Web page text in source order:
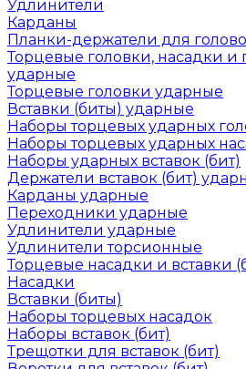
Удлинители
Карданы
Планки-держатели для
Торцевые головки, насадки и
ударные
Торцевые головки ударные
Вставки (биты) ударные
Наборы торцевых ударных
Наборы торцевых ударных
Наборы ударных вставок (бит)
Держатели вставок (бит)
Карданы ударные
Переходники ударные
Удлинители ударные
Удлинители торсионные
Торцевые насадки и вставки
Насадки
Вставки (биты)
Наборы торцевых насадок
Наборы вставок (бит)
Трещотки для вставок (бит)